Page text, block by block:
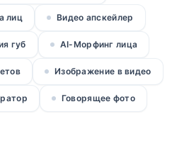
лиц Видео апскейлер
губ AI-Морфинг лица
Изображение в видео
Говорящее фото